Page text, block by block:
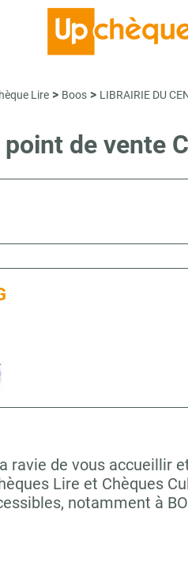
Lire > Boos > LIBRAIRIE DU
de vente
ravie de vous
Lire et Chèques
notamment à